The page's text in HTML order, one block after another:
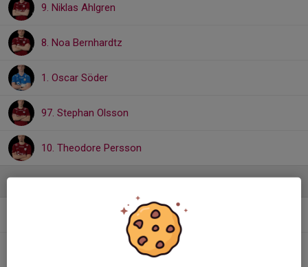
9. Niklas Ahlgren
8. Noa Bernhardtz
1. Oscar Söder
97. Stephan Olsson
10. Theodore Persson
Ledare
Jannik Brijani WinterSportansvarig
Målvaktstränare